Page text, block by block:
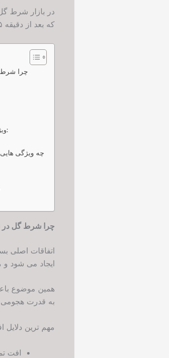
در بازار شرط
که بعد از دقیقه ۴۵ فشار بیشتری وارد می کنند، معمولاً گزینه های جذاب تری برای این بازار محسوب می شوند.
چرا شرط
ویژگی هایی که کانادا را برای پیش بینی گل نیمه دوم جذاب می کنند:
چه ویژگی
چرا شرط گل در
اتفاقات اصلی
ایجاد می شود و
همین موضوع
به قدرت هجومی
مهم ترین دلایل
افت